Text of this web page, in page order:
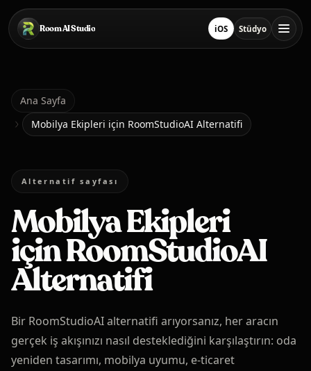
Ana içeriğe geç
Room AI Studio
Ana Sayfa iOSApp Store'ten İndir
StüdyoStüdyoyu Aç
DilTürkçe
Ana Sayfa
Mobilya Ekipleri için RoomStudioAI Alternatifi
Alternatif sayfası
Mobilya Ekipleri
için RoomStudioAI
Alternatifi
Bir RoomStudioAI alternatifi arıyorsanız, her aracın
gerçek iş akışınızı nasıl desteklediğini karşılaştırın: oda
yeniden tasarımı, mobilya uyumu, e-ticaret